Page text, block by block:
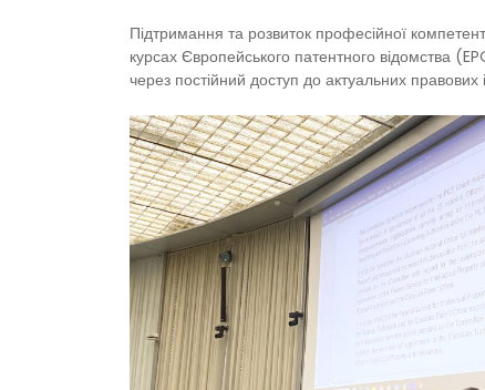
Підтримання та розвиток професійної
курсах Європейського патентного відомства
через постійний доступ до актуальних правових